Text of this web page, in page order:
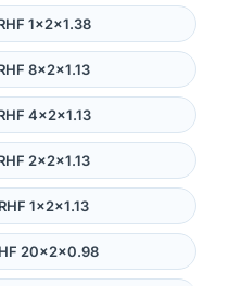
1×2×1.38
8×2×1.13
4×2×1.13
2×2×1.13
1×2×1.13
20×2×0.98